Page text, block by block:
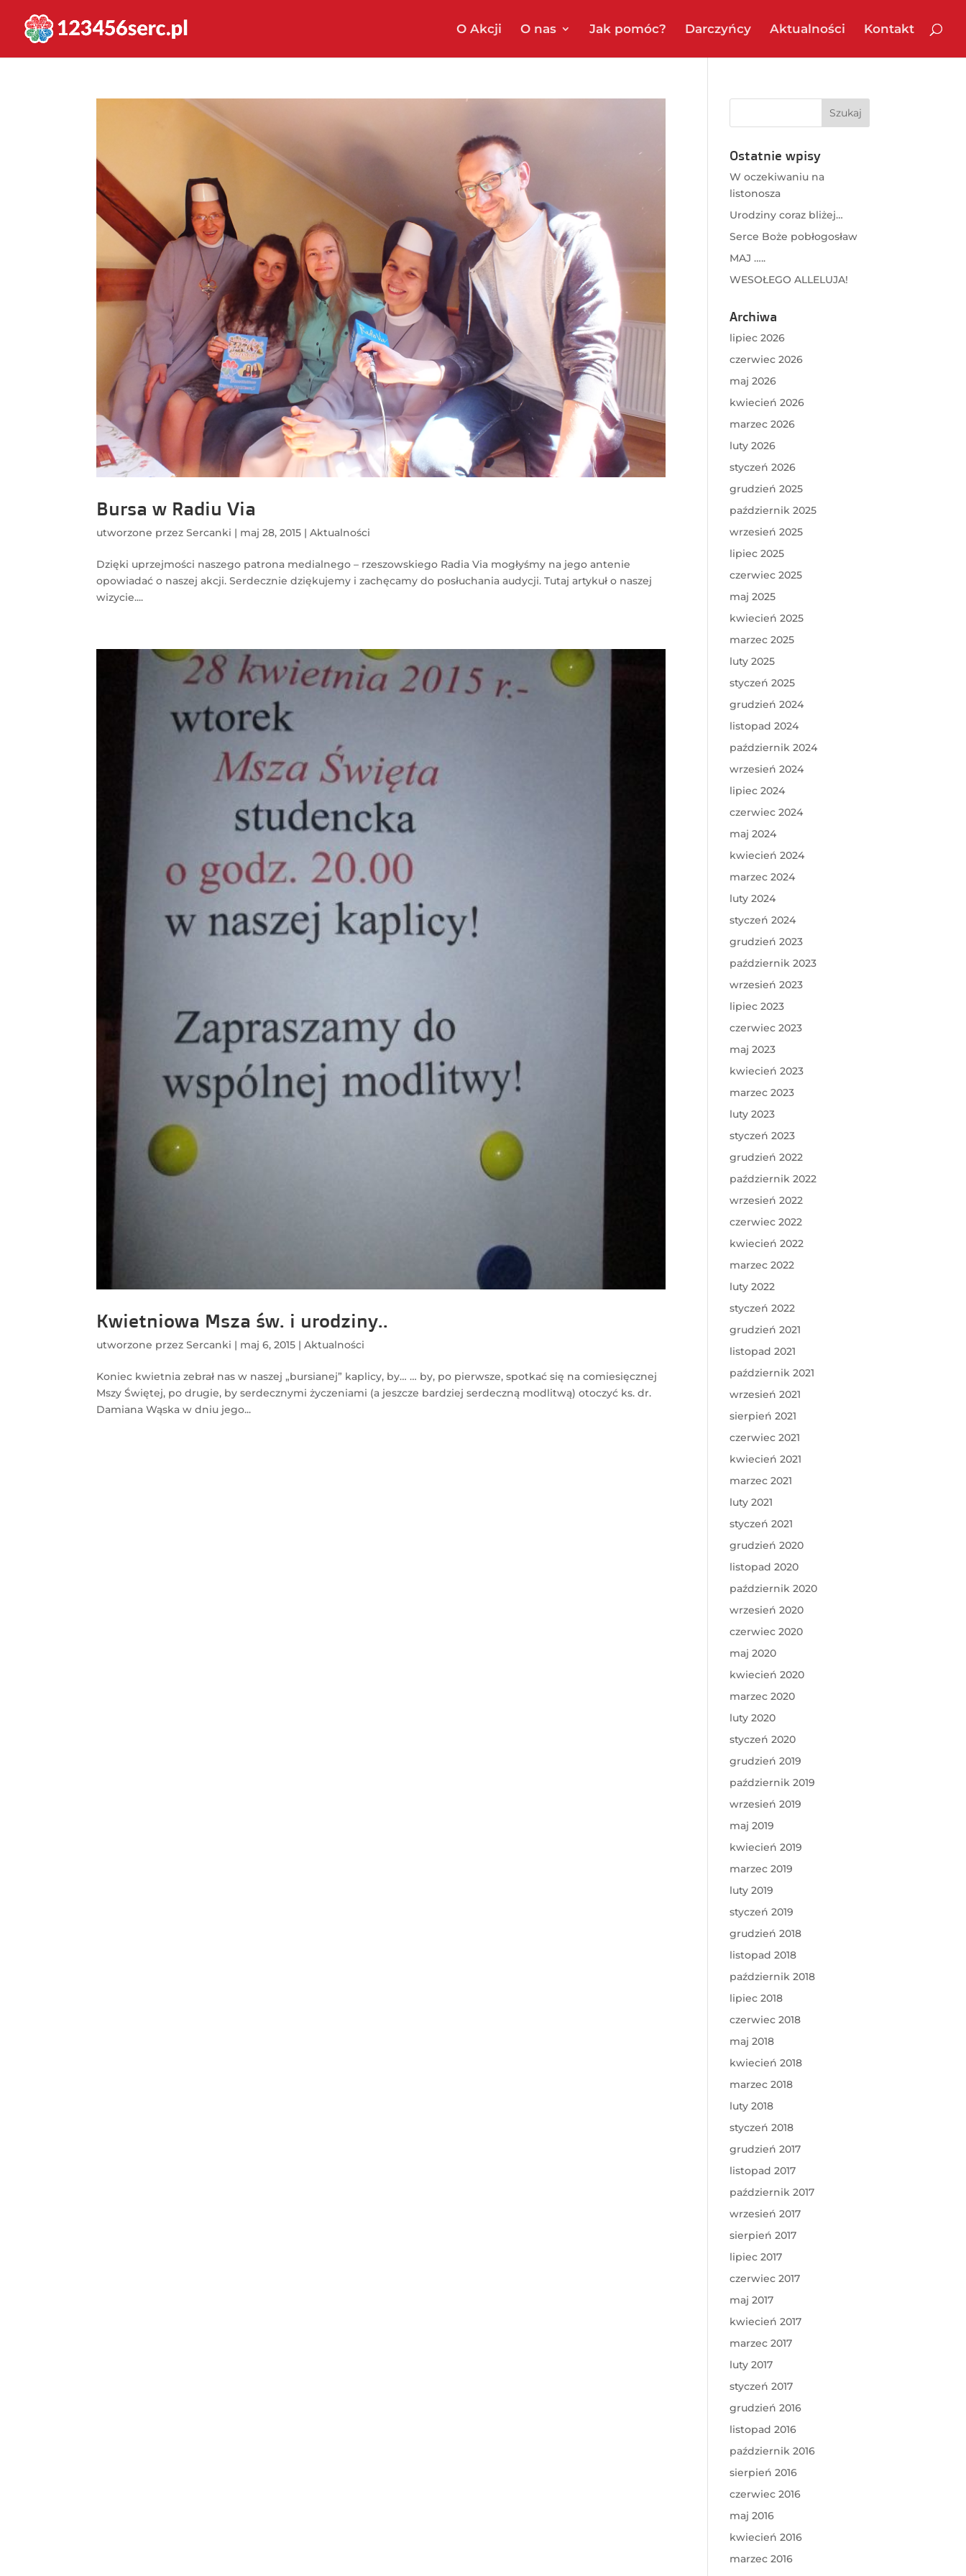
O Akcji O nas Jak pomóc? Darczyńcy Aktualności Kontakt
Bursa w Radiu Via
utworzone przezSercanki | maj 28, 2015 |Aktualności
Dzięki uprzejmości naszego patrona medialnego – rzeszowskiego Radia Via mogłyśmy na jego antenie
opowiadać o naszej akcji. Serdecznie dziękujemy i zachęcamy do posłuchania audycji. Tutaj artykuł o naszej
wizycie....
Kwietniowa Msza św. i urodziny..
utworzone przezSercanki | maj 6, 2015 |Aktualności
Koniec kwietnia zebrał nas w naszej „bursianej” kaplicy, by… … by, po pierwsze, spotkać się na comiesięcznej
Mszy Świętej, po drugie, by serdecznymi życzeniami (a jeszcze bardziej serdeczną modlitwą) otoczyć ks. dr.
Damiana Wąska w dniu jego...
Ostatnie wpisy
W oczekiwaniu na
listonosza
Urodziny coraz bliżej…
Serce Boże pobłogosław
MAJ …..
WESOŁEGO ALLELUJA!
Archiwa
lipiec 2026
czerwiec 2026
maj 2026
kwiecień 2026
marzec 2026
luty 2026
styczeń 2026
grudzień 2025
październik 2025
wrzesień 2025
lipiec 2025
czerwiec 2025
maj 2025
kwiecień 2025
marzec 2025
luty 2025
styczeń 2025
grudzień 2024
listopad 2024
październik 2024
wrzesień 2024
lipiec 2024
czerwiec 2024
maj 2024
kwiecień 2024
marzec 2024
luty 2024
styczeń 2024
grudzień 2023
październik 2023
wrzesień 2023
lipiec 2023
czerwiec 2023
maj 2023
kwiecień 2023
marzec 2023
luty 2023
styczeń 2023
grudzień 2022
październik 2022
wrzesień 2022
czerwiec 2022
kwiecień 2022
marzec 2022
luty 2022
styczeń 2022
grudzień 2021
listopad 2021
październik 2021
wrzesień 2021
sierpień 2021
czerwiec 2021
kwiecień 2021
marzec 2021
luty 2021
styczeń 2021
grudzień 2020
listopad 2020
październik 2020
wrzesień 2020
czerwiec 2020
maj 2020
kwiecień 2020
marzec 2020
luty 2020
styczeń 2020
grudzień 2019
październik 2019
wrzesień 2019
maj 2019
kwiecień 2019
marzec 2019
luty 2019
styczeń 2019
grudzień 2018
listopad 2018
październik 2018
lipiec 2018
czerwiec 2018
maj 2018
kwiecień 2018
marzec 2018
luty 2018
styczeń 2018
grudzień 2017
listopad 2017
październik 2017
wrzesień 2017
sierpień 2017
lipiec 2017
czerwiec 2017
maj 2017
kwiecień 2017
marzec 2017
luty 2017
styczeń 2017
grudzień 2016
listopad 2016
październik 2016
sierpień 2016
czerwiec 2016
maj 2016
kwiecień 2016
marzec 2016